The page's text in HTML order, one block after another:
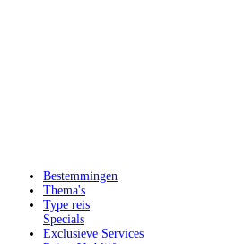
Bestemmingen
Thema's
Type reis
Specials
Exclusieve Services